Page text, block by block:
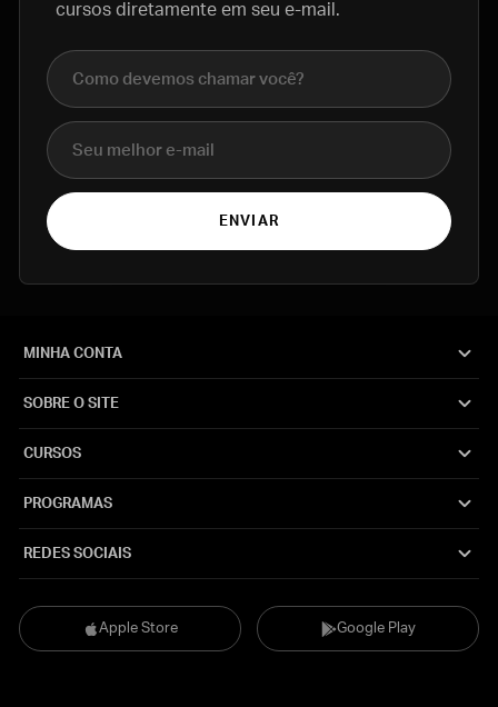
cursos diretamente em seu e-mail.
Nome completo
E-mail
ENVIAR
Apple Store Google Play
MINHA CONTA
SOBRE O SITE
CURSOS
PROGRAMAS
REDES SOCIAIS